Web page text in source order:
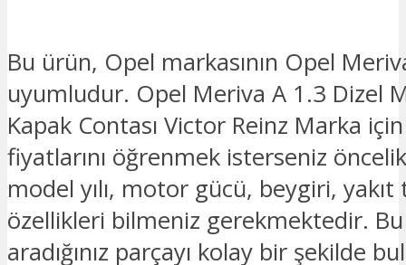
Bu ürün, Opel markasının Opel
uyumludur. Opel Meriva A 1.3 Dizel
Kapak Contası Victor Reinz Marka
fiyatlarını öğrenmek isterseniz
model yılı, motor gücü, beygiri,
özellikleri bilmeniz gerekmektedir.
aradığınız parçayı kolay bir şekilde